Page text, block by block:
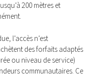
200 mètres et
l’accès n’est
des forfaits adaptés
ou niveau de service)
communautaires. Ce